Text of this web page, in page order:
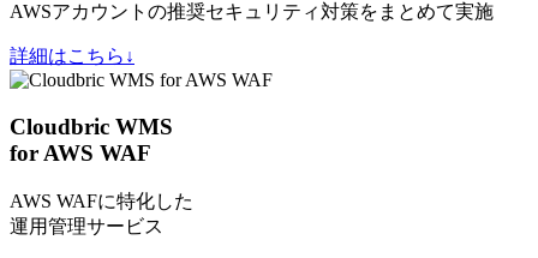
AWSアカウントの推奨セキュリティ対策をまとめて実施
詳細はこちら↓
Cloudbric WMS
for AWS WAF
AWS WAFに特化した
運用管理サービス